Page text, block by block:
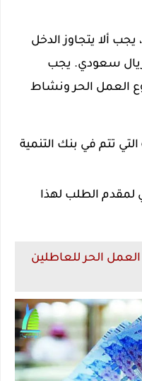
ألا يتجاوز الدخل
لمقدم الطلب 14000 ريال سعودي. يجب
العمل الحر ونشاط
التي تتم في بنك التنمية
لمقدم الطلب لهذا
الحر للعاطلين